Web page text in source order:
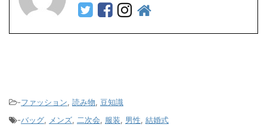
-ファッション, 読み物, 豆知識
-バッグ, メンズ, 二次会, 服装, 男性, 結婚式